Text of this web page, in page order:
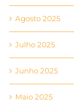
Agosto 2025
Julho 2025
Junho 2025
Maio 2025